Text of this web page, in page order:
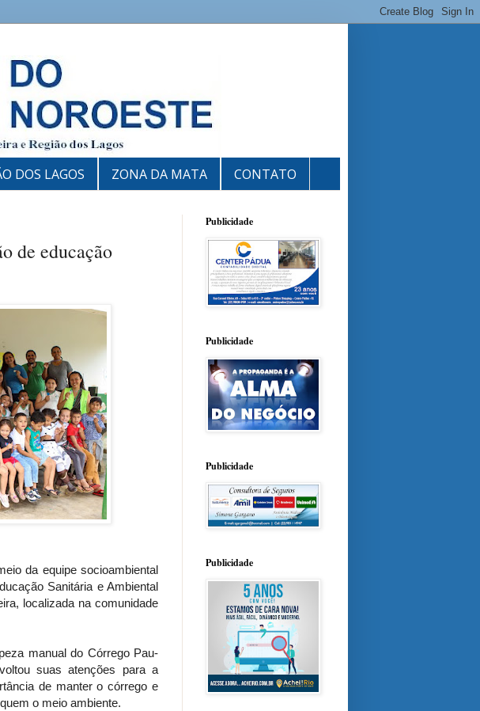
DOS LAGOS ZONA DA MATA CONTATO
de educação
da equipe socioambiental
Sanitária e Ambiental
localizada na comunidade
manual do Córrego Pau-
suas atenções para a
de manter o córrego e
o meio ambiente.
Publicidade
Publicidade
Publicidade
Publicidade